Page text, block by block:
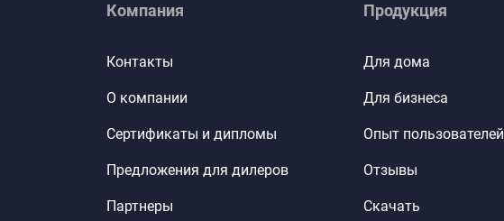
Компания
Контакты
О компании
Сертификаты и дипломы
Предложения для дилеров
Партнеры
Продукция
Для дома
Для бизнеса
Опыт пользователей
Отзывы
Скачать